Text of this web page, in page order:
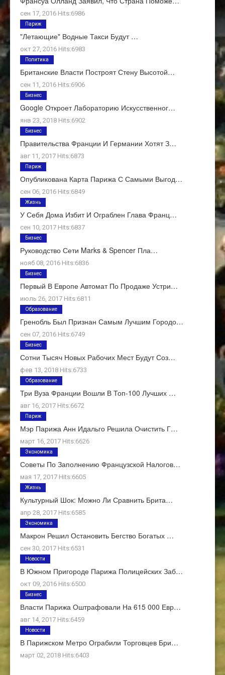
сен 17, 2016 Hits:6986
"Летающие" Водные Такси Будут …
окт 27, 2016 Hits:6983
Париж
Британские Власти Построят Стену Высотой…
сен 11, 2016 Hits:6906
Политика
Google Откроет Лабораторию Искусственног…
янв 23, 2018 Hits:6902
Бизнес
Правительства Франции И Германии Хотят З…
авг 11, 2017 Hits:6873
Бизнес
Опубликована Карта Парижа С Самыми Выгод…
сен 06, 2016 Hits:6849
Париж
У Себя Дома Избит И Ограблен Глава Франц…
сен 10, 2017 Hits:6837
Жизнь
Руководство Сети Marks & Spencer Пла…
нояб 08, 2016 Hits:6836
Бизнес
Первый В Европе Автомат По Продаже Устри…
июль 26, 2017 Hits:6811
Бизнес
Гренобль Был Признан Самым Лучшим Городо…
сен 07, 2016 Hits:6749
Образование
Сотни Тысяч Новых Рабочих Мест Будут Соз…
фев 13, 2018 Hits:6733
Бизнес
Три Вуза Франции Вошли В Топ-100 Лучших …
авг 16, 2017 Hits:6672
Образование
Мэр Парижа Анн Идальго Решила Очистить Г…
март 16, 2017 Hits:6626
Париж
Советы По Заполнению Французской Налогов…
мая 17, 2017 Hits:6605
Экономика
Культурный Шок: Можно Ли Сравнить Брита…
апр 28, 2017 Hits:6585
Жизнь
Макрон Решил Остановить Бегство Богатых …
сен 30, 2017 Hits:6531
Экономика
В Южном Пригороде Парижа Полицейских Заб…
окт 09, 2016 Hits:6500
Новости
Власти Парижа Оштрафовали На 615 000 Евр…
авг 14, 2017 Hits:6459
Бизнес
В Парижском Метро Ограбили Торговцев Бри…
март 02, 2018 Hits:6403
Новости